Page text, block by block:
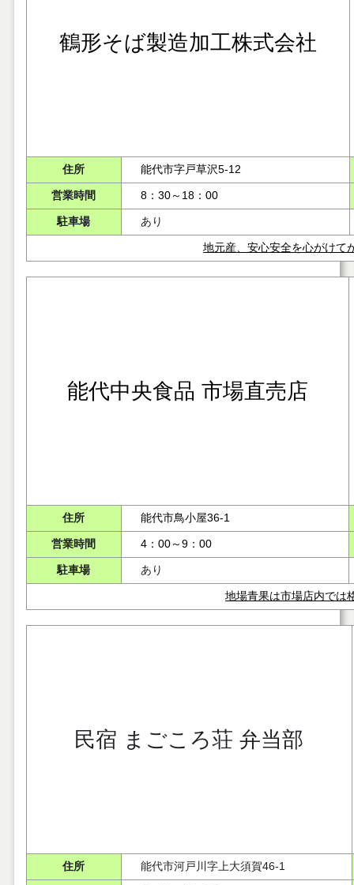
鶴形そば製造加工株式会社
住所 能代市字戸草沢5-12
営業時間 8：30～18：00
駐車場 あり
地元産、安心安全を心がけて
能代中央食品 市場直売店
住所 能代市鳥小屋36-1
営業時間 4：00～9：00
駐車場 あり
地場青果は市場店内では
民宿 まごころ荘 弁当部
住所 能代市河戸川字上大須賀46-1